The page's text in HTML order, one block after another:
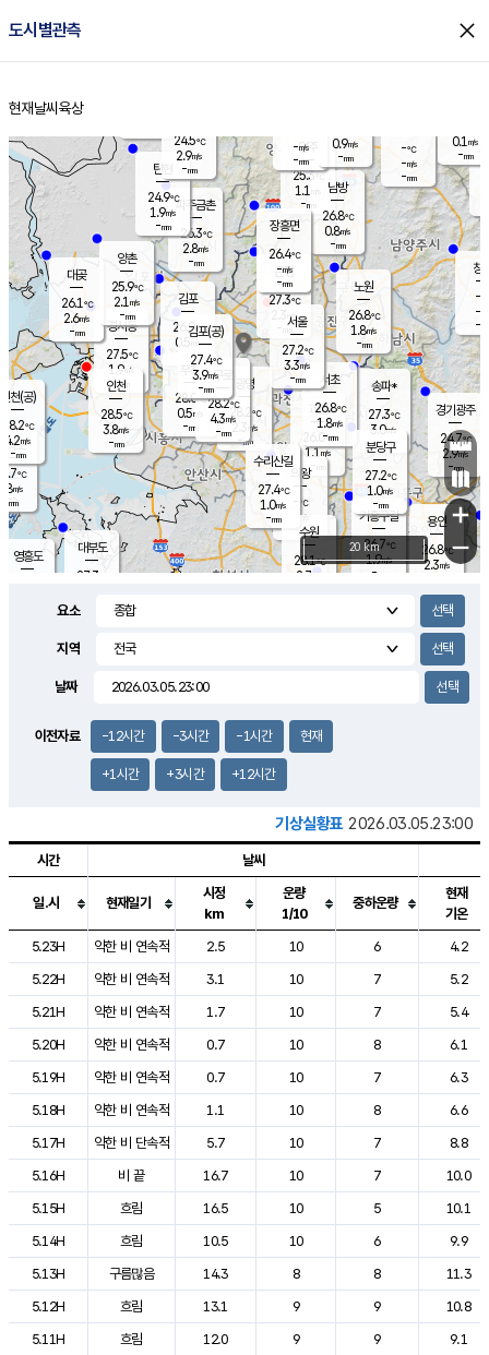
도시별관측 close
홈
현재날씨 육상
의도
℃
m/s
mm
영흥도
양주
25.3℃
1.1
-mm
과천
26.0℃
1.1m/s
- mm
용인
26.8℃
2.3m/s
경기광주
24.7℃
2.9m/s
-mm
3.1m/s
대부도
27.3
경서동
27.5℃
1.9m/s
-mm
파주금촌
26.3℃
2.8m/s
-mm
-℃
-m/s
-mm
대곶
26.1℃
2.6m/s
-mm
창
-
-m/
-
탄현
24.9℃
1.9m/s
-mm
0.1 m/s
-mm
의왕
- ℃
m/s
mm
김포
26.9℃
0.5 m/s
mm
광명
28.2 ℃
2.3 m/s
-mm
부천
28.0℃
0.5m/s
-mm
양촌
25.9℃
2.1 m/s
-mm
구로
28.2℃
4.3m/s
-mm
은평
27.3℃
2.3 m/s
- mm
노원
26.8℃
1.8m/s
-mm
송파*
27.3℃
3.0m/s
-mm
서초
26.8℃
1.8m/s
-mm
남방
26.8℃
0.8m/s
-mm
기흥구갈
26.7℃
1.9m/s
-
수리산길
27.4℃
1.0m/s
-mm
분당구
27.2℃
1.0m/s
-mm
장흥면
26.4℃
-m/s
-mm
-m/s
-mm
인천(공)
28.2℃
4.2m/s
-mm
김포(공)
27.4℃
3.9m/s
-mm
수원
28.1℃
2.7 m/s
인천
28.5℃
3.8m/s
-mm
서울
27.2℃
3.3m/s
-mm
24.5℃
2.9m/s
-mm
0.9m/s
-mm
+
−
20 km
요소
지역
날짜
이전자료 -12시간 -3시간 -1시간 현재
+1시간 +3시간 +12시간
기상실황표 2026.03.05.23:00
도시별 기상실황표로 지점, 날씨, 기온, 강수, 바람, 기압등을 안내한 표입
시간 날씨
일.시 현재일기
시정
km
운량
1/10
중하운량
현재
기온
5.23H
약한 비 연속적 2.5 10 6
4.2
5.22H
약한 비 연속적 3.1 10 7
5.2
5.21H
약한 비 연속적 1.7 10 7
5.4
5.20H
약한 비 연속적 0.7 10 8
6.1
5.19H
약한 비 연속적 0.7 10 7
6.3
5.18H
약한 비 연속적 1.1 10 8
6.6
5.17H
약한 비 단속적 5.7 10 7
8.8
5.16H
비 끝 16.7 10 7
10.0
5.15H
흐림 16.5 10 5
10.1
5.14H
흐림 10.5 10 6
9.9
5.13H
구름많음 14.3 8 8
11.3
5.12H
흐림 13.1 9 9
10.8
5.11H
흐림 12.0 9 9
9.1